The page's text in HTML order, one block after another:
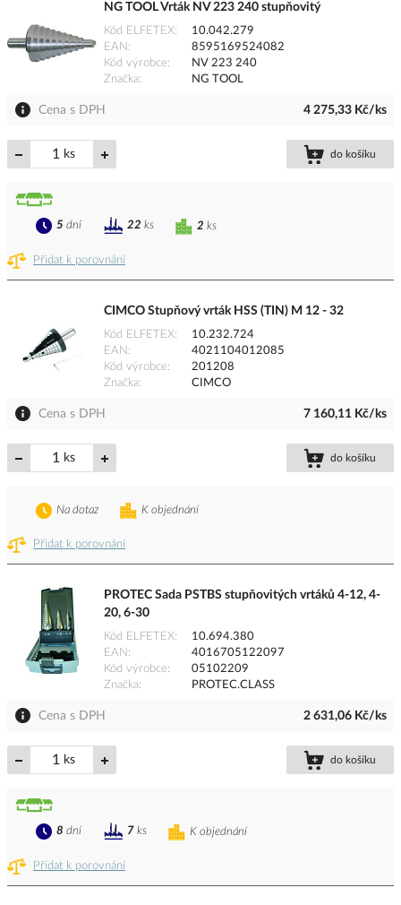
NG TOOL Vrták NV 223 240 stupňovitý
Kód ELFETEX
10.042.279
EAN
8595169524082
Kód výrobce
NV 223 240
Značka
NG TOOL
Cena s DPH 4 275,33 Kč/ks
ks do košíku
Přidat k porovnání
2 ks
5 dní 22 ks
CIMCO Stupňový vrták HSS (TIN) M 12 - 32
Kód ELFETEX
10.232.724
EAN
4021104012085
Kód výrobce
201208
Značka
CIMCO
Cena s DPH 7 160,11 Kč/ks
ks do košíku
Přidat k porovnání
K objednání
Na dotaz
PROTEC Sada PSTBS stupňovitých vrtáků 4-12, 4-
20, 6-30
Kód ELFETEX
10.694.380
EAN
4016705122097
Kód výrobce
05102209
Značka
PROTEC.CLASS
Cena s DPH 2 631,06 Kč/ks
ks do košíku
Přidat k porovnání
K objednání
8 dní 7 ks